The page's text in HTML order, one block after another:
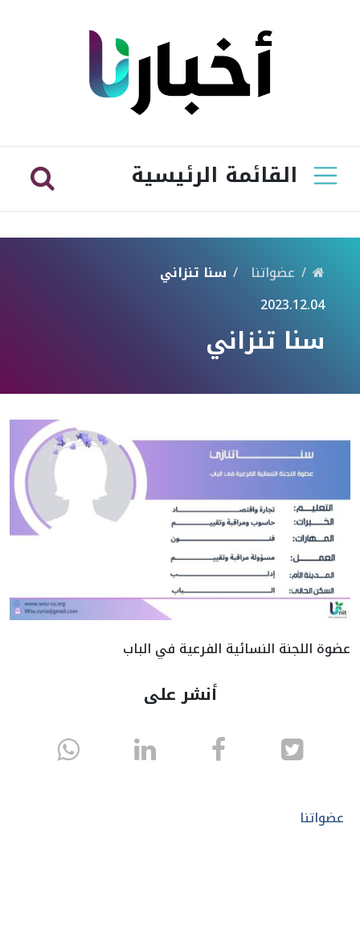
القائمة الرئيسية
عضواتنا
سنا تنزاني
2023.12.04
سنا تنزاني
عضوة اللجنة النسائية الفرعية في الباب
أنشر على
انشر انشر انشر
عضواتنا